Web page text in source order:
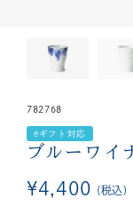
782768
eギフト対応
ブルーワ
¥4,400 税込